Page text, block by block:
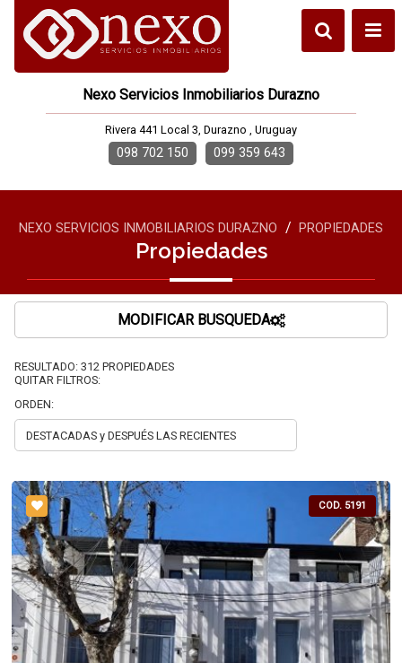
Nexo Servicios Inmobiliarios Durazno
Rivera 441 Local 3, Durazno , Uruguay
098 702 150 099 359 643
NEXO SERVICIOS INMOBILIARIOS DURAZNO / PROPIEDADES
Propiedades
MODIFICAR BUSQUEDA
RESULTADO: 312 PROPIEDADES
QUITAR FILTROS:
ORDEN:
COD. 5191